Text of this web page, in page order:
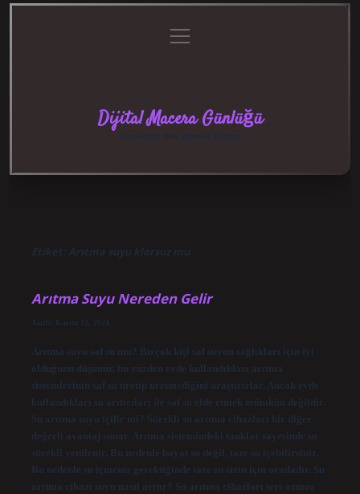
menüyü
aç
Dijital Macera Günlüğü
Etiket: Arıtma suyu klorsuz mu
Arıtma Suyu Nereden Gelir
Tarih: Kasım 12, 2024
Arıtma suyu saf su mu? Birçok kişi saf suyun sağlıkları için iyi
olduğunu düşünür, bu yüzden evde kullandıkları arıtma
sistemlerinin saf su üretip üretmediğini araştırırlar. Ancak evde
kullandıkları su arıtıcıları ile saf su elde etmek mümkün değildir.
Su arıtma suyu içilir mi? Sürekli su arıtma cihazları bir diğer
değerli avantaj sunar. Arıtma sistemindeki tanklar sayesinde su
sürekli yenilenir. Bu nedenle bayat su değil, taze su içebilirsiniz.
Bu nedenle su içmeniz gerektiğinde taze su sizin için oradadır. Su
arıtma cihazı suyu nasıl arıtır? Su arıtma cihazları ters ozmoz